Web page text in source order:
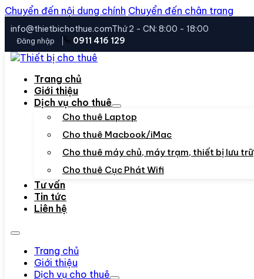
Chuyển đến nội dung chính Chuyển đến chân trang
info@thietbichothue.comThứ 2 - CN: 8:00 - 18:00
Đăng nhập 0911 416 129
Trang chủ
Giới thiệu
Dịch vụ cho thuê
Cho thuê Laptop
Cho thuê Macbook/iMac
Cho thuê máy chủ, máy trạm, thiết bị lưu trữ
Cho thuê Cục Phát Wifi
Tư vấn
Tin tức
Liên hệ
Trang chủ
Giới thiệu
Dịch vụ cho thuê